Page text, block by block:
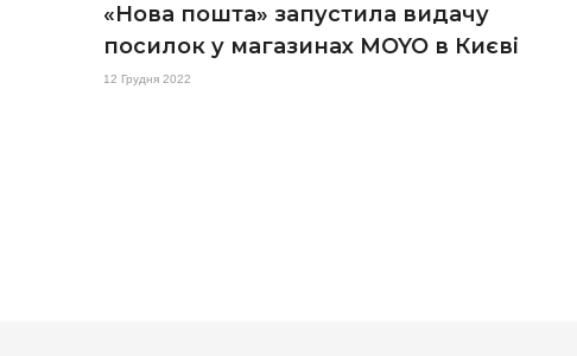
«Нова пошта» запустила видачу
посилок у магазинах MOYO в Києві
12 Грудня 2022